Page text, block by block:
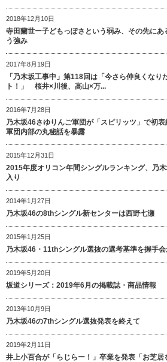
2018年12月10日
寺田蘭世ー子どもっぽさという弱み、その先にあ
う強み
2017年8月19日
「乃木坂工事中」第118回は「今さら仲良くなり
ト！」 桜井×川後、高山×万...
2016年7月28日
乃木坂46さゆりんご軍団が「スピリッツ」で初
軍団内部の丸秘話を暴露
2015年12月31日
2015年度オリコン年間シングルランキング、乃
入り
2014年1月27日
乃木坂46の8thシングル新センターは西野七瀬
2015年1月25日
乃木坂46・11thシングル選抜の選考基準を握手
2019年5月20日
坂道シリーズ：2019年6月の掲載誌・商品情報
2013年10月9日
乃木坂46の7thシングル選抜発表を終えて
2019年2月11日
井上小百合が「らじらー！」卒業を発表「お芝